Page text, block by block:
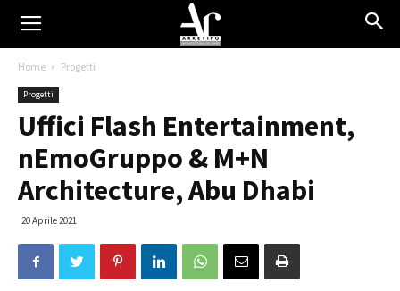
Home Progetti
Progetti
Uffici Flash Entertainment,
nEmoGruppo & M+N
Architecture, Abu Dhabi
20 Aprile 2021